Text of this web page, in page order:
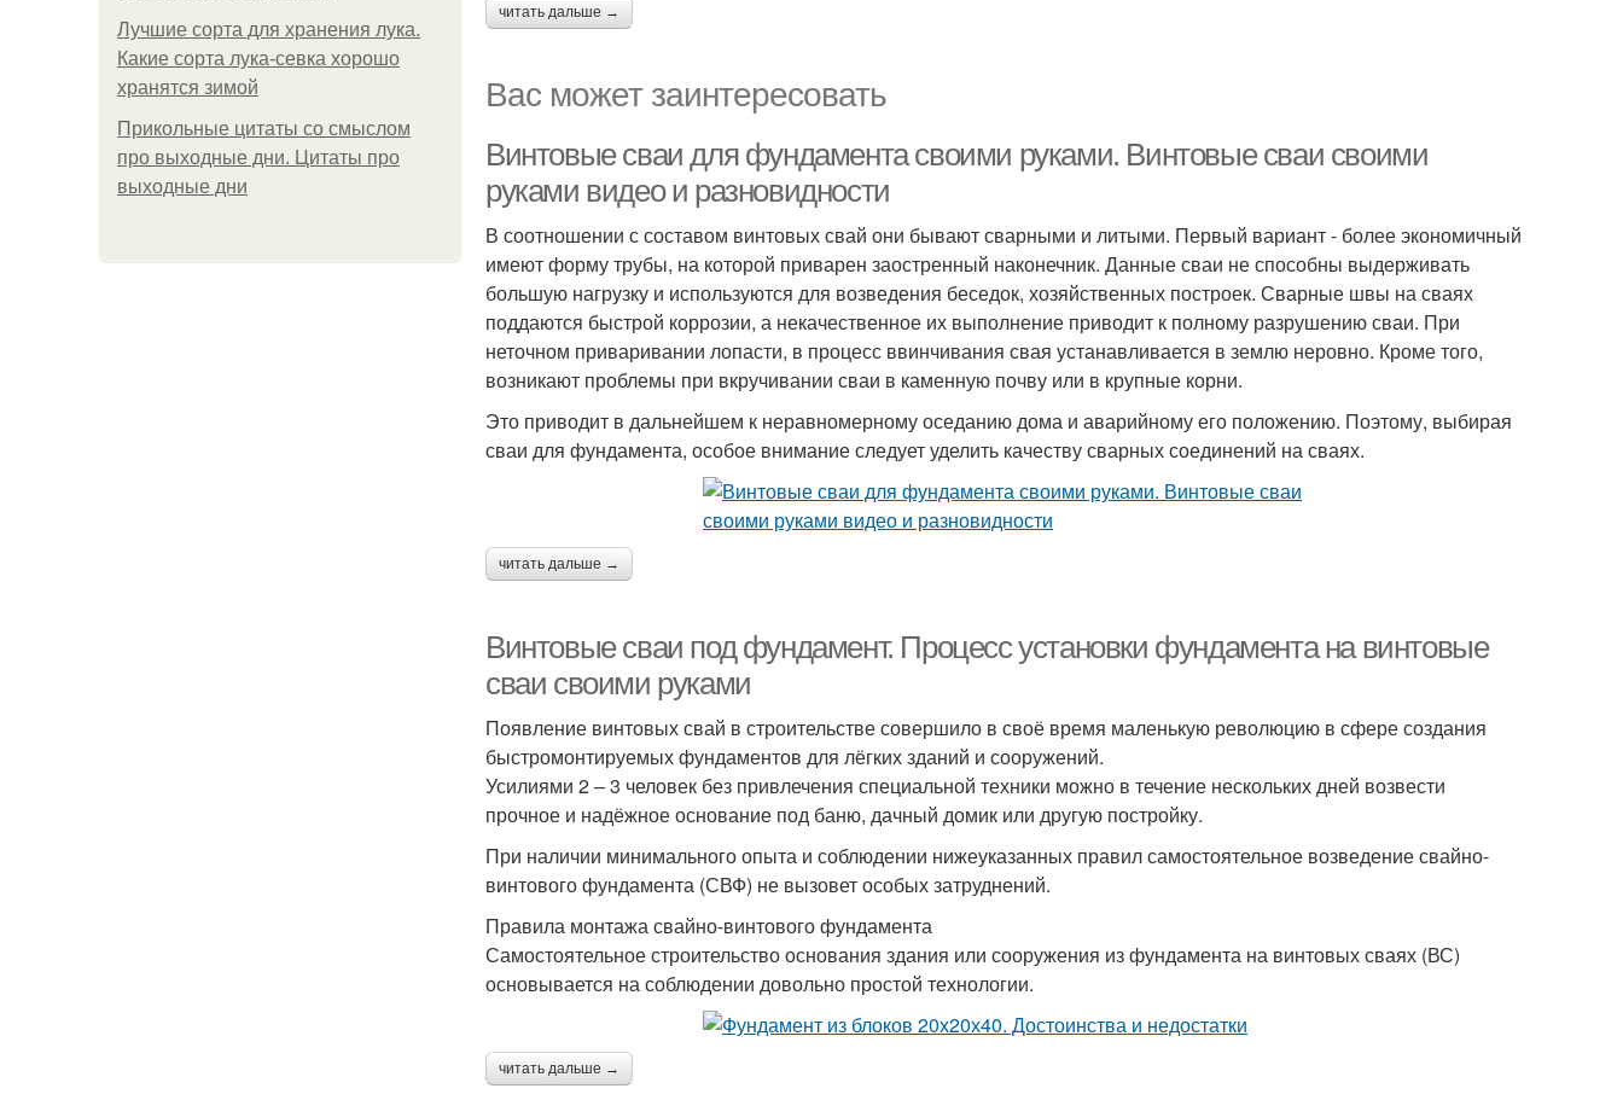
Лучшие сорта для хранения лука.
Какие сорта лука-севка хорошо
хранятся зимой
Прикольные цитаты со смыслом
про выходные дни. Цитаты про
выходные дни
читать дальше →
Вас может заинтересовать
Винтовые сваи для фундамента своими руками. Винтовые сваи своими
руками видео и разновидности
В соотношении с составом винтовых свай они бывают сварными и литыми. Первый вариант - более экономичный
имеют форму трубы, на которой приварен заостренный наконечник. Данные сваи не способны выдерживать
большую нагрузку и используются для возведения беседок, хозяйственных построек. Сварные швы на сваях
поддаются быстрой коррозии, а некачественное их выполнение приводит к полному разрушению сваи. При
неточном приваривании лопасти, в процесс ввинчивания свая устанавливается в землю неровно. Кроме того,
возникают проблемы при вкручивании сваи в каменную почву или в крупные корни.
Это приводит в дальнейшем к неравномерному оседанию дома и аварийному его положению. Поэтому, выбирая
сваи для фундамента, особое внимание следует уделить качеству сварных соединений на сваях.
читать дальше →
Винтовые сваи под фундамент. Процесс установки фундамента на винтовые
сваи своими руками
Появление винтовых свай в строительстве совершило в своё время маленькую революцию в сфере создания
быстромонтируемых фундаментов для лёгких зданий и сооружений.
Усилиями 2 – 3 человек без привлечения специальной техники можно в течение нескольких дней возвести
прочное и надёжное основание под баню, дачный домик или другую постройку.
При наличии минимального опыта и соблюдении нижеуказанных правил самостоятельное возведение свайно-
винтового фундамента (СВФ) не вызовет особых затруднений.
Правила монтажа свайно-винтового фундамента
Самостоятельное строительство основания здания или сооружения из фундамента на винтовых сваях (ВС)
основывается на соблюдении довольно простой технологии.
читать дальше →